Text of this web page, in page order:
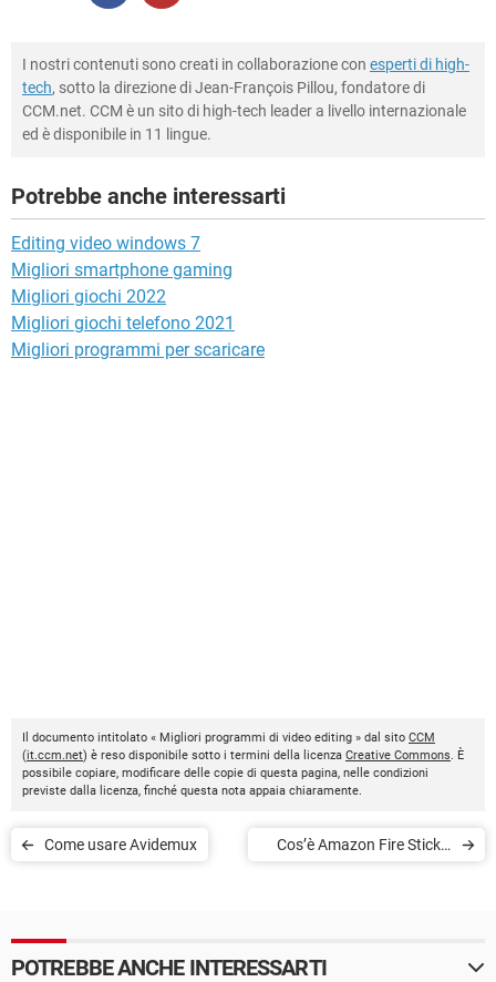
I nostri contenuti sono creati in collaborazione con esperti di high-
tech, sotto la direzione di Jean-François Pillou, fondatore di
CCM.net. CCM è un sito di high-tech leader a livello internazionale
ed è disponibile in 11 lingue.
Potrebbe anche interessarti
Editing video windows 7
Migliori smartphone gaming
Migliori giochi 2022
Migliori giochi telefono 2021
Migliori programmi per scaricare
Il documento intitolato « Migliori programmi di video editing » dal sito CCM
(it.ccm.net) è reso disponibile sotto i termini della licenza Creative Commons. È
possibile copiare, modificare delle copie di questa pagina, nelle condizioni
previste dalla licenza, finché questa nota appaia chiaramente.
Come usare Avidemux
Cos’è Amazon Fire Stick e
POTREBBE ANCHE INTERESSARTI